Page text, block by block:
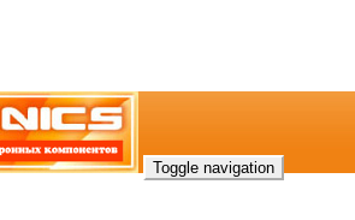
Toggle navigation